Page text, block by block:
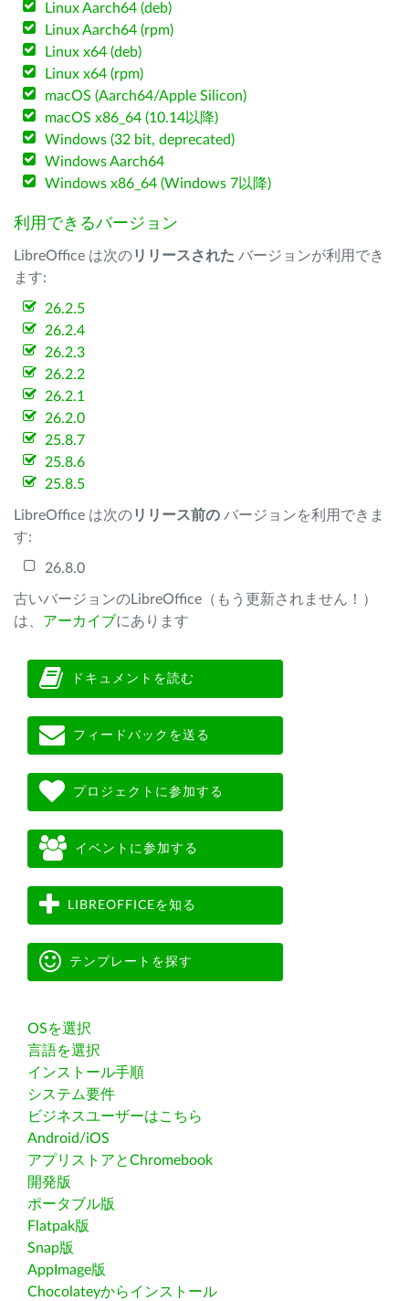
Linux Aarch64 (deb)
Linux Aarch64 (rpm)
Linux x64 (deb)
Linux x64 (rpm)
macOS (Aarch64/Apple Silicon)
macOS x86_64 (10.14以降)
Windows (32 bit, deprecated)
Windows Aarch64
Windows x86_64 (Windows 7以降)
利用できるバージョン
LibreOffice は次のリリースされた バージョンが利用でき
ます:
26.2.5
26.2.4
26.2.3
26.2.2
26.2.1
26.2.0
25.8.7
25.8.6
25.8.5
LibreOffice は次のリリース前の バージョンを利用できま
す:
26.8.0
古いバージョンのLibreOffice（もう更新されません！）
は、 アーカイブにあります
ドキュメントを読む
フィードバックを送る
プロジェクトに参加する
イベントに参加する
LIBREOFFICEを知る
テンプレートを探す
OSを選択
言語を選択
インストール手順
システム要件
ビジネスユーザーはこちら
Android/iOS
アプリストアとChromebook
開発版
ポータブル版
Flatpak版
Snap版
AppImage版
Chocolateyからインストール